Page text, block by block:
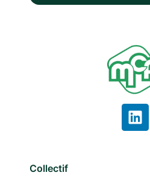
Collectif